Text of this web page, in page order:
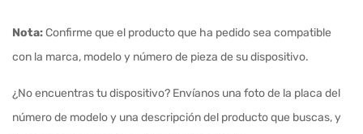
Nota:Confirme que el producto que ha pedido sea compatible
con la marca, modelo y número de pieza de su dispositivo.
¿No encuentras tu dispositivo? Envíanos una foto de la placa del
número de modelo y una descripción del producto que buscas, y